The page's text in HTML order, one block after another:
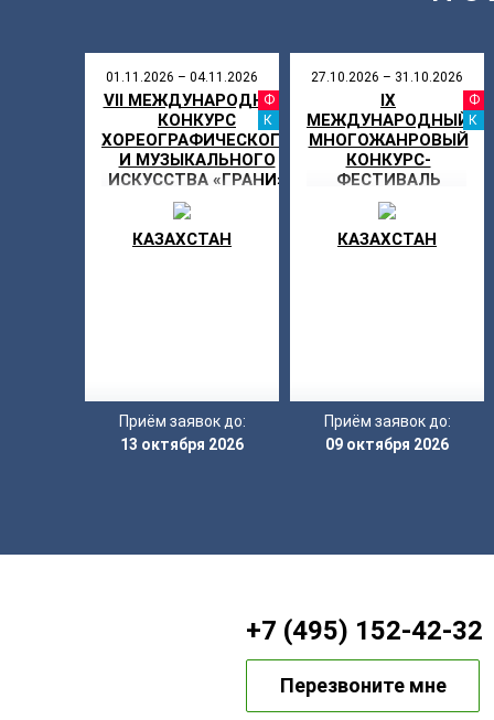
01.11.2026 – 04.11.2026
КАНИКУЛЫ
VII МЕЖДУНАРОДНЫЙ
КОНКУРС
ХОРЕОГРАФИЧЕСКОГО
И МУЗЫКАЛЬНОГО
ИСКУССТВА «ГРАНИ»
КАЗАХСТАН
Приём заявок до:
13 октября 2026
27.10.2026 – 31.10.2026
IX
МЕЖДУНАРОДНЫЙ
МНОГОЖАНРОВЫЙ
КОНКУРС-
ФЕСТИВАЛЬ
ТВОРЧЕСТВА
«КУБА ДРАЙВ»
КАЗАХСТАН
Приём заявок до:
09 октября 2026
+7 (495) 152-42-32
Перезвоните мне